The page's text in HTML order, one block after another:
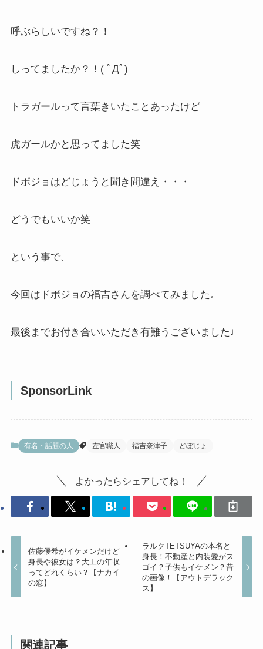
呼ぶらしいですね？！
しってましたか？！( ﾟДﾟ)
トラガールって言葉きいたことあったけど
虎ガールかと思ってました笑
ドボジョはどじょうと聞き間違え・・・
どうでもいいか笑
という事で、
今回はドボジョの福吉さんを調べてみました♩
最後までお付き合いいただき有難うございました♩
SponsorLink
有名・話題の人 左官職人 福吉奈津子 どぼじょ
よかったらシェアしてね！
佐藤優希がイケメンだけど
身長や彼女は？大工の年収
ってどれくらい？【ナカイ
の窓】
ラルクTETSUYAの本名と
身長！不動産と内装愛がス
ゴイ？子供もイケメン？昔
の画像！【アウトデラック
ス】
関連記事